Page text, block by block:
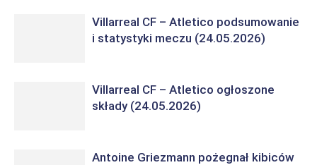
Villarreal CF – Atletico podsumowanie
i statystyki meczu (24.05.2026)
Villarreal CF – Atletico ogłoszone
składy (24.05.2026)
Antoine Griezmann pożegnał kibiców